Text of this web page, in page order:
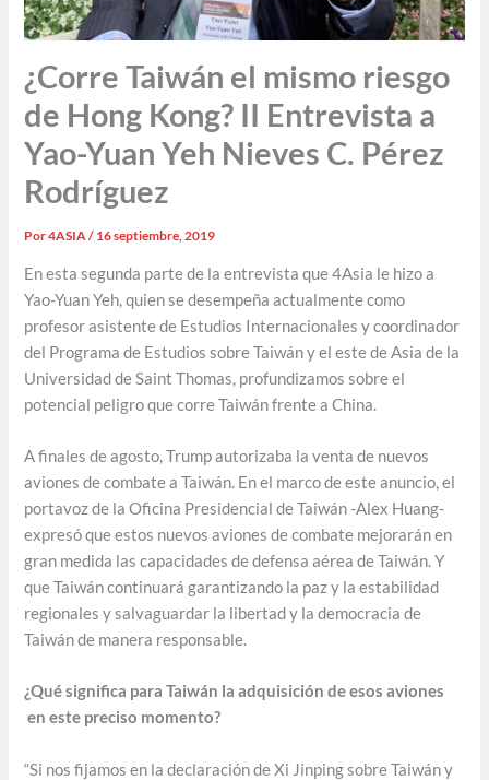
¿Corre Taiwán el mismo riesgo
de Hong Kong? II Entrevista a
Yao-Yuan Yeh Nieves C. Pérez
Rodríguez
Por4ASIA/ 16 septiembre, 2019
En esta segunda parte de la entrevista que 4Asia le hizo a
Yao-Yuan Yeh, quien se desempeña actualmente como
profesor asistente de Estudios Internacionales y coordinador
del Programa de Estudios sobre Taiwán y el este de Asia de la
Universidad de Saint Thomas, profundizamos sobre el
potencial peligro que corre Taiwán frente a China.
A finales de agosto, Trump autorizaba la venta de nuevos
aviones de combate a Taiwán. En el marco de este anuncio, el
portavoz de la Oficina Presidencial de Taiwán -Alex Huang-
expresó que estos nuevos aviones de combate mejorarán en
gran medida las capacidades de defensa aérea de Taiwán. Y
que Taiwán continuará garantizando la paz y la estabilidad
regionales y salvaguardar la libertad y la democracia de
Taiwán de manera responsable.
¿Qué significa para Taiwán la adquisición de esos aviones
en este preciso momento?
“Si nos fijamos en la declaración de Xi Jinping sobre Taiwán y